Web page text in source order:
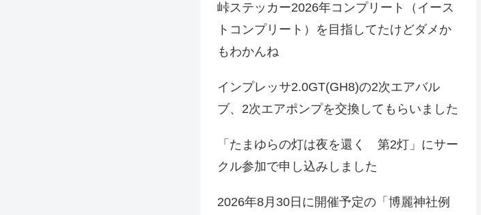
峠ステッカー2026年コンプリート（イース
トコンプリート）を目指してたけどダメか
もわかんね
インプレッサ2.0GT(GH8)の2次エアバル
ブ、2次エアポンプを交換してもらいました
「たまゆらの灯は夜を還く 第2灯」にサー
クル参加で申し込みしました
2026年8月30日に開催予定の「博麗神社例